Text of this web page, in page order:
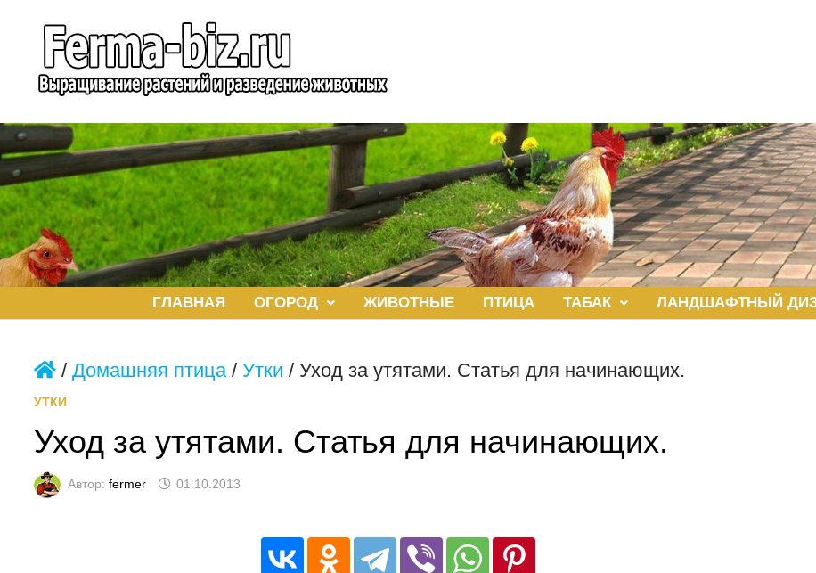
содержимому
ГЛАВНАЯ ОГОРОД ЖИВОТНЫЕ ПТИЦА ТАБАК ЛАНДШАФТНЫЙ
/Домашняя птица/Утки /Уход за утятами. Статья для начинающих.
УТКИ
Уход за утятами. Статья для начинающих.
Автор:fermer 01.10.2013